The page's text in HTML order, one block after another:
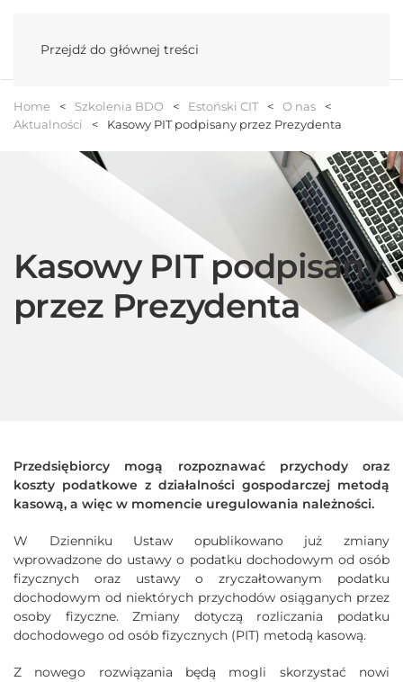
Przejdź do głównej treści
Home Szkolenia BDO Estoński CIT
O nas
Aktualności
Kasowy PIT podpisany przez Prezydenta
Kasowy PIT podpisany
przez Prezydenta
Przedsiębiorcy mogą rozpoznawać przychody oraz
koszty podatkowe z działalności gospodarczej metodą
kasową, a więc w momencie uregulowania należności.
W Dzienniku Ustaw opublikowano już zmiany
wprowadzone do ustawy o podatku dochodowym od osób
fizycznych oraz ustawy o zryczałtowanym podatku
dochodowym od niektórych przychodów osiąganych przez
osoby fizyczne. Zmiany dotyczą rozliczania podatku
dochodowego od osób fizycznych (PIT) metodą kasową.
Z nowego rozwiązania będą mogli skorzystać nowi